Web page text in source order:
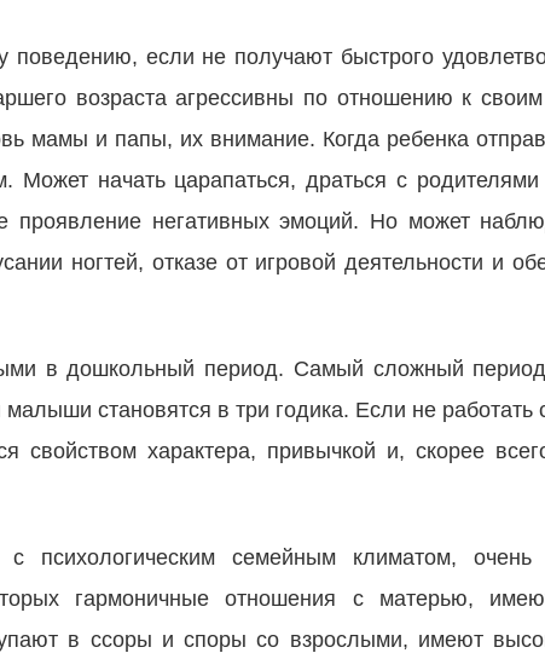
поведению, если не получают быстрого
возраста агрессивны по отношению к
мамы и папы, их внимание. Когда ребенка
Может начать царапаться, драться с
проявление негативных эмоций. Но может
ногтей, отказе от игровой деятельности и
в дошкольный период. Самый сложный
становятся в три годика. Если не работать
свойством характера, привычкой и, скорее
психологическим семейным климатом, очень
гармоничные отношения с матерью,
в ссоры и споры со взрослыми, имеют